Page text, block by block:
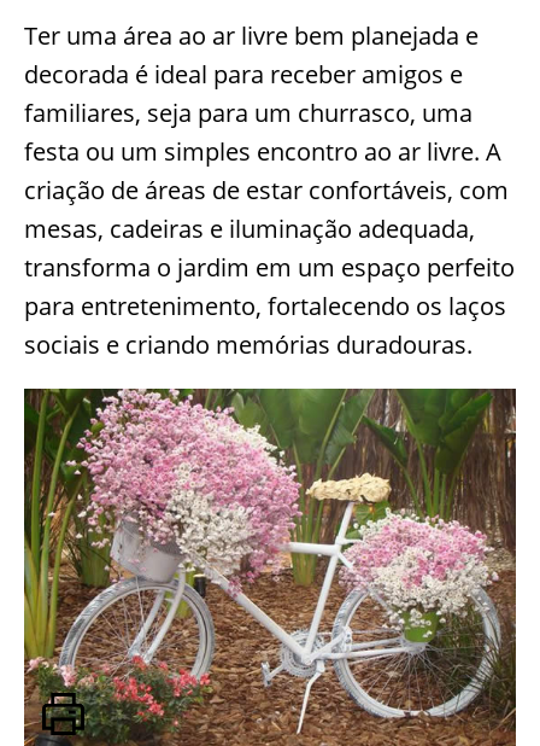
Ter uma área ao ar livre bem planejada e
decorada é ideal para receber amigos e
familiares, seja para um churrasco, uma
festa ou um simples encontro ao ar livre. A
criação de áreas de estar confortáveis, com
mesas, cadeiras e iluminação adequada,
transforma o jardim em um espaço perfeito
para entretenimento, fortalecendo os laços
sociais e criando memórias duradouras.